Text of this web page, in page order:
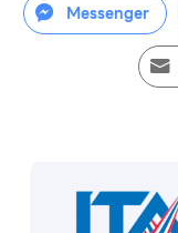
Messenger